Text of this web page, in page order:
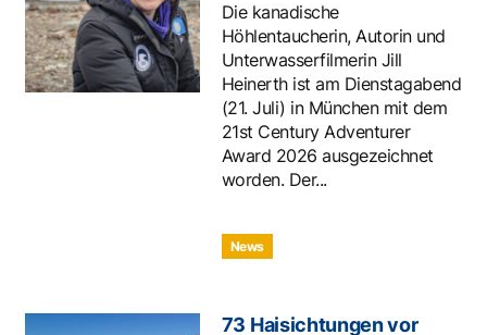
Die kanadische
Höhlentaucherin, Autorin und
Unterwasserfilmerin Jill
Heinerth ist am Dienstagabend
(21. Juli) in München mit dem
21st Century Adventurer
Award 2026 ausgezeichnet
worden. Der...
News
73 Haisichtungen vor